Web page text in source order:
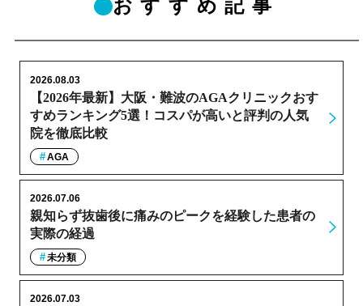
おすすめ記事
【2026年最新】大阪・難波のAGAクリニックおす
すめランキング5選！コスパが高いと評判の人気
院を徹底比較
2026.08.03
AGA
親知らず抜歯後に痛みのピークを経験した患者の
実際の経過
2026.07.06
未分類
2026.07.03